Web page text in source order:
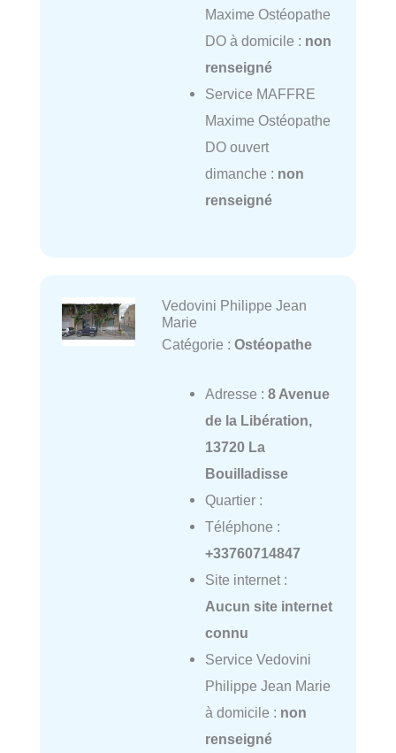
Maxime Ostéopathe
DO à domicile : non
renseigné
Service MAFFRE
Maxime Ostéopathe
DO ouvert
dimanche : non
renseigné
Vedovini Philippe Jean
Marie
Catégorie : Ostéopathe
Adresse : 8 Avenue
de la Libération,
13720 La
Bouilladisse
Quartier :
Téléphone :
+33760714847
Site internet :
Aucun site internet
connu
Service Vedovini
Philippe Jean Marie
à domicile : non
renseigné